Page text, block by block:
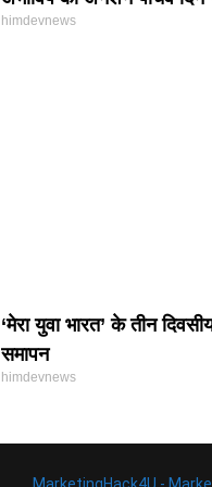
himdevnews
‘मेरा युवा भारत’ के तीन
समापन
himdevnews